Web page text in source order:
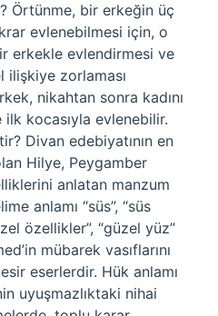
Örtünme, bir erkeğin üç
evlenebilmesi için, o
erkekle evlendirmesi ve
zorlaması
nikahtan sonra kadını
kocasıyla evlenebilir.
Divan edebiyatının en
Hilye, Peygamber
anlatan manzum
anlamı “süs”, “süs
özellikler”, “güzel yüz”
mübarek vasıflarını
eserlerdir. Hük anlamı
uyuşmazlıktaki nihai